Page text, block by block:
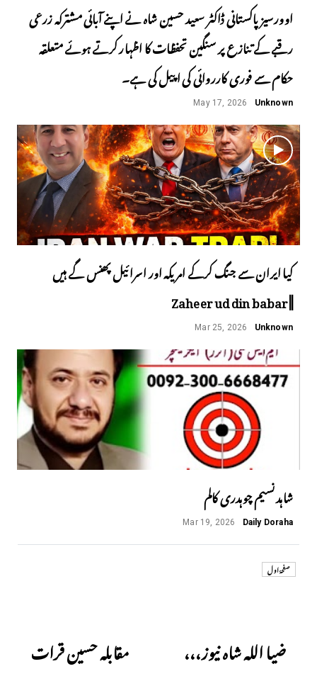
اوورسیز پاکستانی ڈاکٹر سعید حسین شاہ نے اپنے آبائی مشترکہ زرعی
رقبے کے تنازع پر سنگین تحفظات کا اظہار کرتے ہوئے متعلقہ
حکام سے فوری کارروائی کی اپیل کی ہے۔
Unknown
May 17, 2026
کیا ایران سے جنگ کرکے امریکہ اور اسرائیل پھنس گے ہیں
||Zaheer ud din babar
Unknown
Mar 25, 2026
شاہد نسیم چوہدری کالم
Daily Doraha
Mar 19, 2026
صفحۂ اول
ضیا اللہ شاہ نیوز،،، مقابلہ حسین قرات